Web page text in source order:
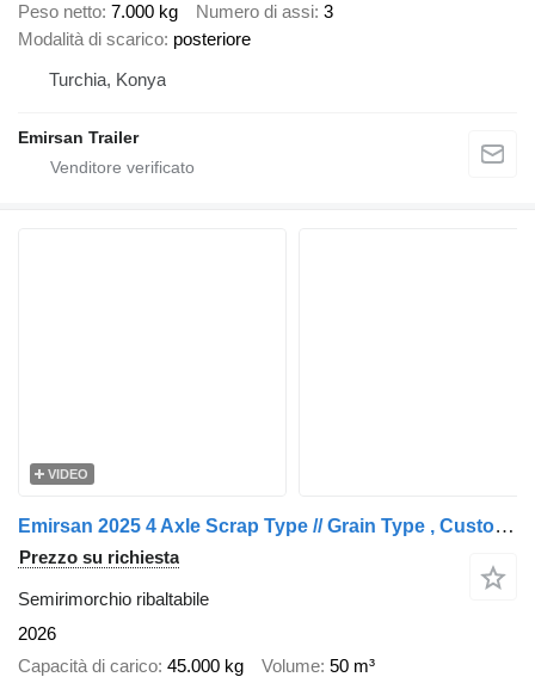
Peso netto 7.000 kg Numero di assi 3
Modalità di scarico posteriore
Turchia, Konya
Emirsan Trailer
VIDEO
Emirsan 2025 4 Axle Scrap Type // Grain Type , Custom Made , Tipper Trai
Prezzo su richiesta
Semirimorchio ribaltabile
2026
Capacità di carico 45.000 kg Volume 50 m³